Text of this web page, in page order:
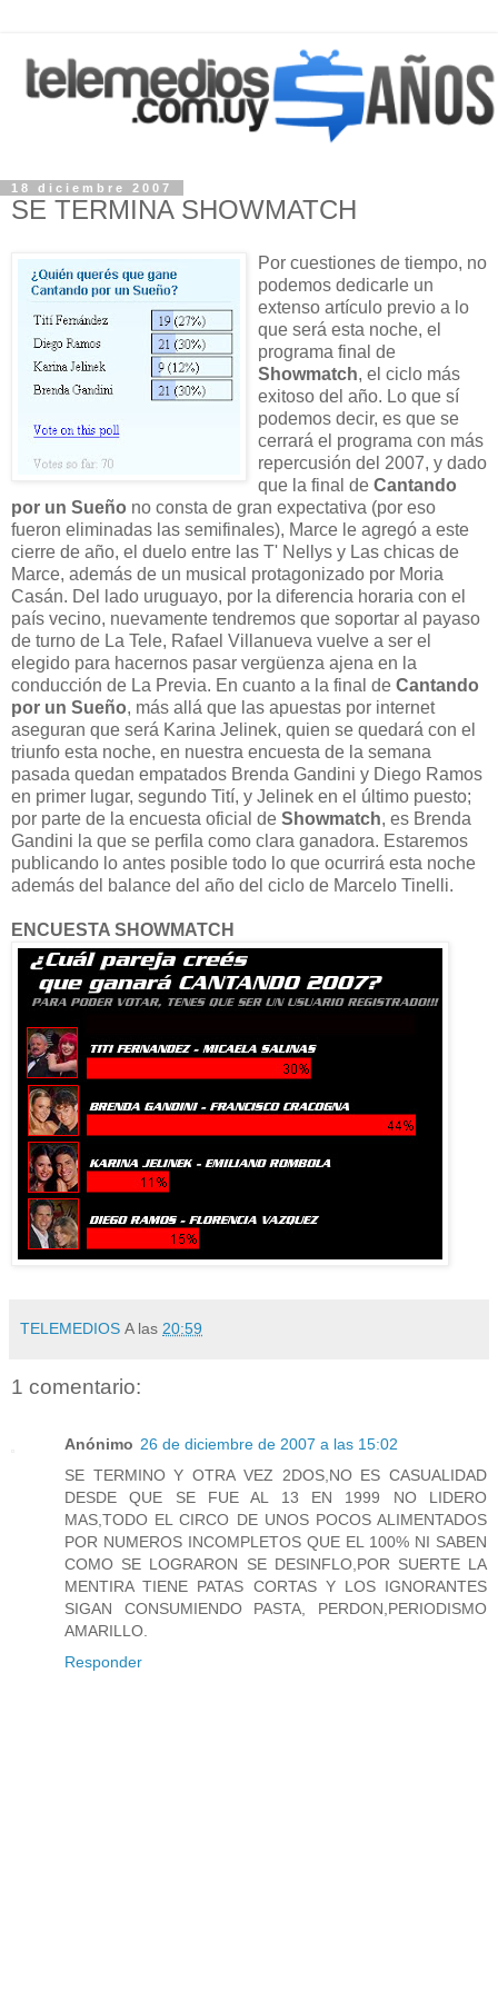
18 diciembre 2007
SE TERMINA SHOWMATCH
Por cuestiones de tiempo, no
podemos dedicarle un
extenso artículo previo a lo
que será esta noche, el
programa final de
Showmatch, el ciclo más
exitoso del año. Lo que sí
podemos decir, es que se
cerrará el programa con más
repercusión del 2007, y dado
que la final de Cantando
por un Sueño no consta de gran expectativa (por eso
fueron eliminadas las semifinales), Marce le agregó a este
cierre de año, el duelo entre las T' Nellys y Las chicas de
Marce, además de un musical protagonizado por Moria
Casán. Del lado uruguayo, por la diferencia horaria con el
país vecino, nuevamente tendremos que soportar al payaso
de turno de La Tele, Rafael Villanueva vuelve a ser el
elegido para hacernos pasar vergüenza ajena en la
conducción de La Previa. En cuanto a la final de Cantando
por un Sueño, más allá que las apuestas por internet
aseguran que será Karina Jelinek, quien se quedará con el
triunfo esta noche, en nuestra encuesta de la semana
pasada quedan empatados Brenda Gandini y Diego Ramos
en primer lugar, segundo Tití, y Jelinek en el último puesto;
por parte de la encuesta oficial de Showmatch, es Brenda
Gandini la que se perfila como clara ganadora. Estaremos
publicando lo antes posible todo lo que ocurrirá esta noche
además del balance del año del ciclo de Marcelo Tinelli.
ENCUESTA SHOWMATCH
TELEMEDIOS A las 20:59
1 comentario:
Anónimo 26 de diciembre de 2007 a las 15:02
SE TERMINO Y OTRA VEZ 2DOS,NO ES CASUALIDAD
DESDE QUE SE FUE AL 13 EN 1999 NO LIDERO
MAS,TODO EL CIRCO DE UNOS POCOS ALIMENTADOS
POR NUMEROS INCOMPLETOS QUE EL 100% NI SABEN
COMO SE LOGRARON SE DESINFLO,POR SUERTE LA
MENTIRA TIENE PATAS CORTAS Y LOS IGNORANTES
SIGAN CONSUMIENDO PASTA, PERDON,PERIODISMO
AMARILLO.
Responder